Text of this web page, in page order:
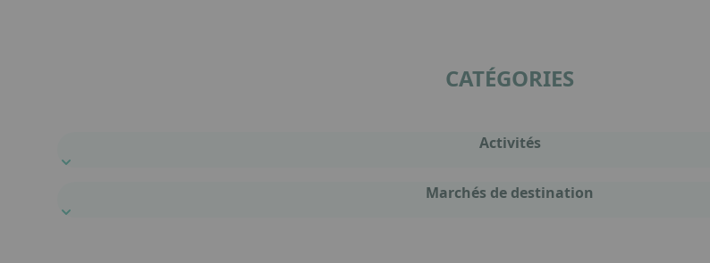
CATÉGORIES
Activités
Marchés de destination